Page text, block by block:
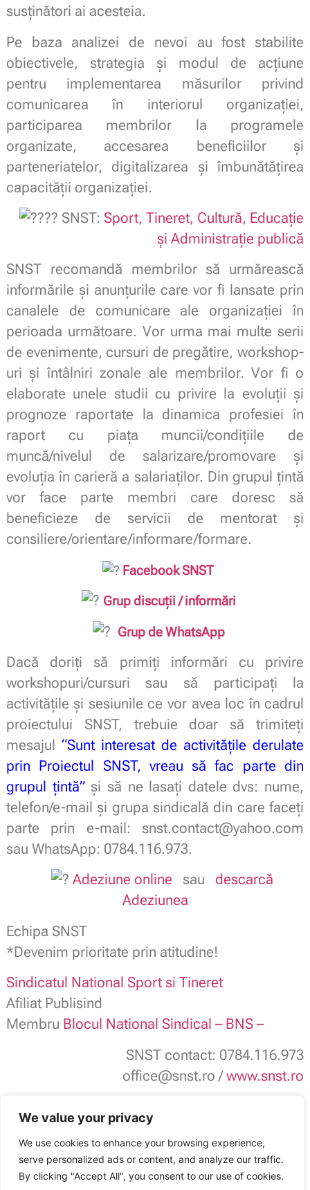
We value your privacy
We use cookies to enhance your browsing experience,
serve personalized ads or content, and analyze our traffic.
By clicking "Accept All", you consent to our use of cookies.
susținători ai acesteia.
Pe baza analizei de nevoi au fost stabilite
obiectivele, strategia și modul de acțiune
pentru implementarea măsurilor privind
comunicarea în interiorul organizației,
participarea membrilor la programele
organizate, accesarea beneficiilor și
parteneriatelor, digitalizarea și îmbunătățirea
capacității organizației.
SNST: Sport, Tineret, Cultură, Educație
și Administrație publică
SNST recomandă membrilor să urmărească
informările și anunțurile care vor fi lansate prin
canalele de comunicare ale organizației în
perioada următoare. Vor urma mai multe serii
de evenimente, cursuri de pregătire, workshop-
uri și întâlniri zonale ale membrilor. Vor fi o
elaborate unele studii cu privire la evoluții și
prognoze raportate la dinamica profesiei în
raport cu piața muncii/condițiile de
muncă/nivelul de salarizare/promovare și
evoluţia în carieră a salariaților. Din grupul țintă
vor face parte membri care doresc să
beneficieze de servicii de mentorat și
consiliere/orientare/informare/formare.
Facebook SNST
Grup discuții / informări
Grup de WhatsApp
Dacă doriți să primiți informări cu privire
workshopuri/cursuri sau să participați la
activitățile și sesiunile ce vor avea loc în cadrul
proiectului SNST, trebuie doar să trimiteți
mesajul “Sunt interesat de activitățile derulate
prin Proiectul SNST, vreau să fac parte din
grupul țintă”și să ne lasați datele dvs: nume,
telefon/e-mail și grupa sindicală din care faceți
parte prin e-mail: snst.contact@yahoo.com
sau WhatsApp: 0784.116.973.
Adeziune online sau descarcă
Adeziunea
Echipa SNST
*Devenim prioritate prin atitudine!
Sindicatul National Sport si Tineret
Afiliat Publisind
Membru Blocul National Sindical – BNS –
SNST contact: 0784.116.973
office@snst.ro /www.snst.ro
Synevo partener SNST/PUBLISIND
Sindicatul Național Sport și Tineret: SNST a demarat un nou proiect în
favoarea membrilor organizației
ARTICOLUL ANTERIOR